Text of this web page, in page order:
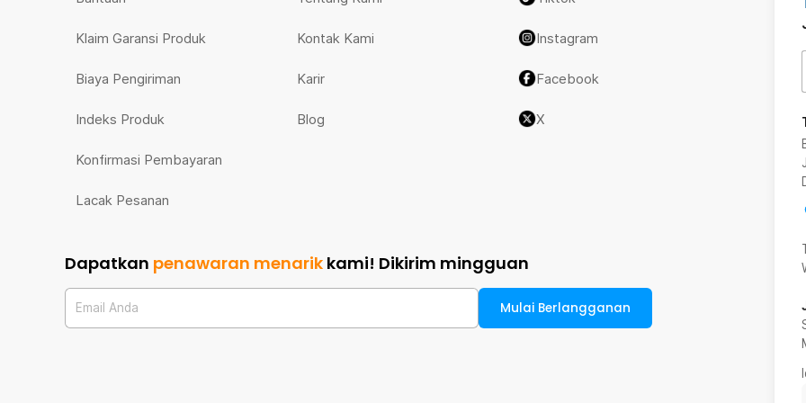
Klaim Garansi Produk
Biaya Pengiriman
Indeks Produk
Konfirmasi Pembayaran
Lacak Pesanan
Kontak Kami
Karir
Blog
Instagram
Facebook
X
Dapatkan penawaran menarik kami! Dikirim mingguan
Email Anda Mulai Berlangganan